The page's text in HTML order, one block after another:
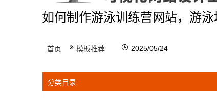
如何制作游泳训练营网站，游
首页 模板推荐 2025/05/24
分类目录